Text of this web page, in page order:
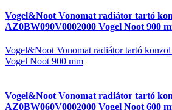
Vogel&Noot Vonomat radiátor tartó
AZ0BW090V0002000 Vogel Noot 900
Vogel&Noot Vonomat radiátor tartó
Vogel Noot 900 mm
Vogel&Noot Vonomat radiátor tartó
AZ0BW060V0002000 Vogel Noot 600